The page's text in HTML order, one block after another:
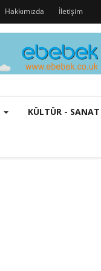
Hakkımızda İletişim
KÜLTÜR - SANAT